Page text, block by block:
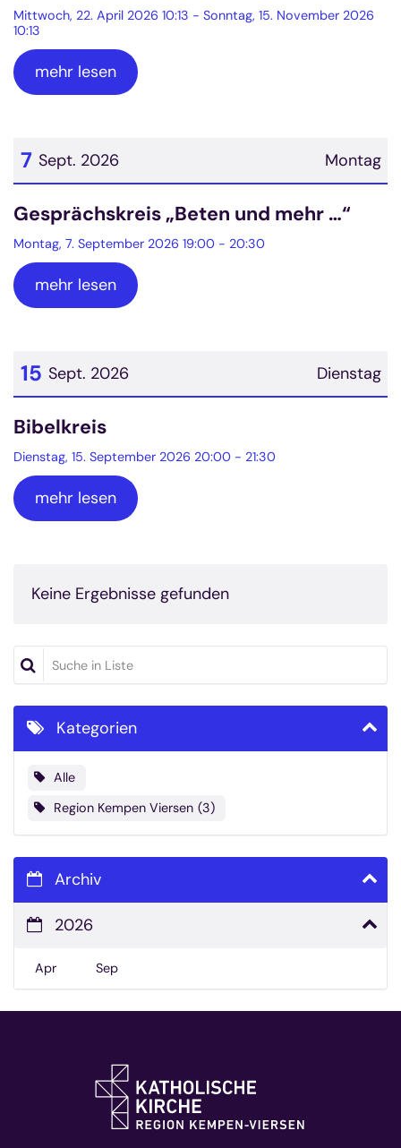
Mittwoch, 22. April 2026 10:13 - Sonntag, 15. November 2026
10:13
mehr lesen
Montag
7 Sept. 2026
Datum: 7. September 2026
Gesprächskreis „Beten und mehr …“
Montag, 7. September 2026 19:00 - 20:30
mehr lesen
Dienstag
15 Sept. 2026
Datum: 15. September 2026
Bibelkreis
Dienstag, 15. September 2026 20:00 - 21:30
mehr lesen
Keine Ergebnisse gefunden
Suche in Liste
Kategorien
Alle
Region Kempen Viersen 3
Archiv
2026
Apr Sep